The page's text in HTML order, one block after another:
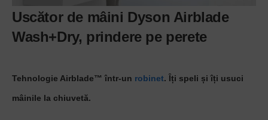
Uscător de mâini Dyson Airblade
Wash+Dry, prindere pe perete
Tehnologie Airblade™ într-un robinet. Îți speli și îți usuci
mâinile la chiuvetă.